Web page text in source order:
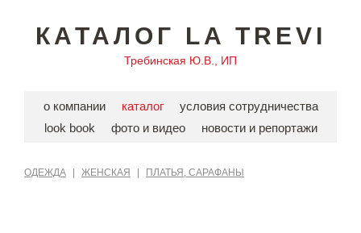
КАТАЛОГ LA TREVI
Требинская Ю.В., ИП
о компании каталог
условия сотрудничества
look book
фото и видео новости и репортажи
ОДЕЖДА ЖЕНСКАЯ ПЛАТЬЯ, САРАФАНЫ